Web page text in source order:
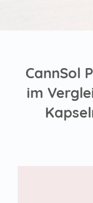
CannSol
im